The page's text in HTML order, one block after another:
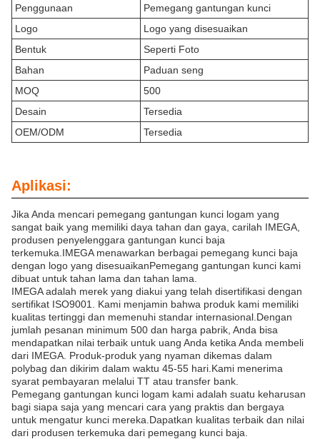
Penggunaan
Pemegang gantungan kunci
Logo
Logo yang disesuaikan
Bentuk
Seperti Foto
Bahan
Paduan seng
MOQ
500
Desain
Tersedia
OEM/ODM
Tersedia
Aplikasi:
Jika Anda mencari pemegang gantungan kunci logam yang
sangat baik yang memiliki daya tahan dan gaya, carilah IMEGA,
produsen penyelenggara gantungan kunci baja
terkemuka.IMEGA menawarkan berbagai pemegang kunci baja
dengan logo yang disesuaikanPemegang gantungan kunci kami
dibuat untuk tahan lama dan tahan lama.
IMEGA adalah merek yang diakui yang telah disertifikasi dengan
sertifikat ISO9001. Kami menjamin bahwa produk kami memiliki
kualitas tertinggi dan memenuhi standar internasional.Dengan
jumlah pesanan minimum 500 dan harga pabrik, Anda bisa
mendapatkan nilai terbaik untuk uang Anda ketika Anda membeli
dari IMEGA. Produk-produk yang nyaman dikemas dalam
polybag dan dikirim dalam waktu 45-55 hari.Kami menerima
syarat pembayaran melalui TT atau transfer bank.
Pemegang gantungan kunci logam kami adalah suatu keharusan
bagi siapa saja yang mencari cara yang praktis dan bergaya
untuk mengatur kunci mereka.Dapatkan kualitas terbaik dan nilai
dari produsen terkemuka dari pemegang kunci baja.